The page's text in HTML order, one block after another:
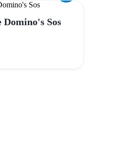
Domino's Sos